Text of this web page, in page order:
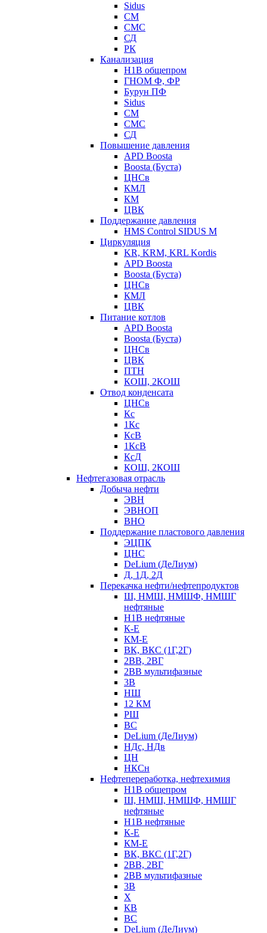
Sidus
СМ
СМС
СД
РК
Канализация
Н1В общепром
ГНОМ Ф, ФР
Бурун ПФ
Sidus
СМ
СМС
СД
Повышение давления
APD Boosta
Boosta (Буста)
ЦНСв
КМЛ
КМ
ЦВК
Поддержание давления
HMS Control SIDUS M
Циркуляция
KR, KRM, KRL Kordis
APD Boosta
Boosta (Буста)
ЦНСв
КМЛ
ЦВК
Питание котлов
APD Boosta
Boosta (Буста)
ЦНСв
ЦВК
ПТН
КОШ, 2КОШ
Отвод конденсата
ЦНСв
Кс
1Кс
КсВ
1КсВ
КсД
КОШ, 2КОШ
Нефтегазовая отрасль
Добыча нефти
ЭВН
ЭВНОП
ВНО
Поддержание пластового давления
ЭЦПК
ЦНС
DeLium (ДеЛиум)
Д, 1Д, 2Д
Перекачка нефти/нефтепродуктов
Ш, НМШ, НМШФ, НМШГ
нефтяные
Н1В нефтяные
К-Е
КМ-Е
ВК, ВКС (1Г,2Г)
2ВВ, 2ВГ
2ВВ мультифазные
3В
НШ
12 КМ
РШ
ВС
DeLium (ДеЛиум)
НДс, НДв
ЦН
НКСн
Нефтепереработка, нефтехимия
Н1В общепром
Ш, НМШ, НМШФ, НМШГ
нефтяные
Н1В нефтяные
К-Е
КМ-Е
ВК, ВКС (1Г,2Г)
2ВВ, 2ВГ
2ВВ мультифазные
3В
Х
КВ
ВС
DeLium (ДеЛиум)